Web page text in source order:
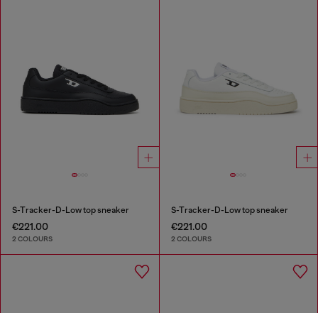
S-Tracker-D-Low top sneaker
€221.00
2 COLOURS
S-Tracker-D-Low top sneaker
€221.00
2 COLOURS